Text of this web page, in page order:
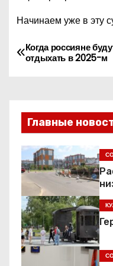
Начинаем уже в эту
Н
г
а
ц
и
я
Когда россияне
отдыхать в 2025-м
Главные